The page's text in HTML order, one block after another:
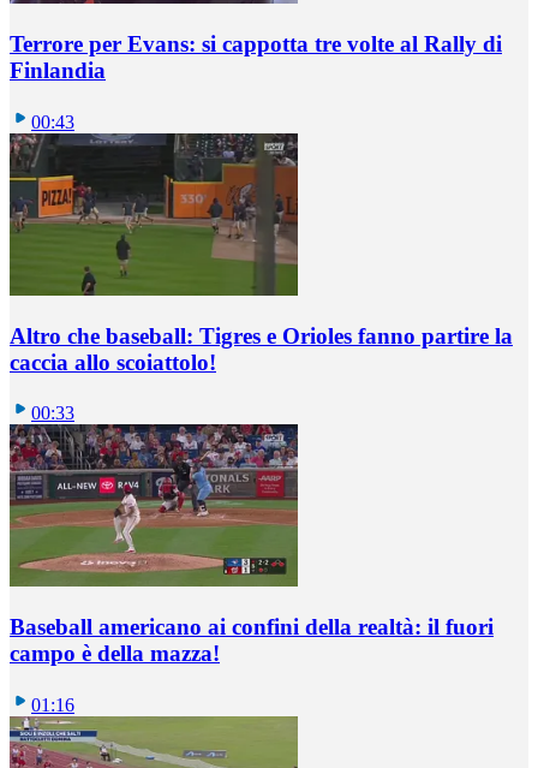
Terrore per Evans: si cappotta tre volte al Rally di
Finlandia
00:43
Altro che baseball: Tigres e Orioles fanno partire la
caccia allo scoiattolo!
00:33
Baseball americano ai confini della realtà: il fuori
campo è della mazza!
01:16